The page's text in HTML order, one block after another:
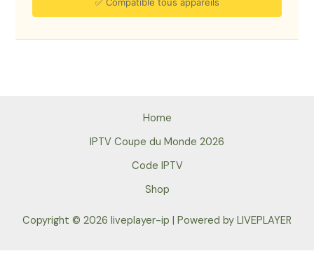
Home
IPTV Coupe du Monde 2026
Code IPTV
Shop
Copyright © 2026 liveplayer-ip | Powered by LIVEPLAYER